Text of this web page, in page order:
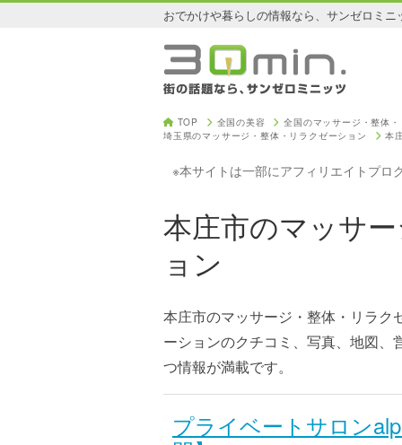
おでかけや暮らしの情報なら、サンゼロミニ
TOP 全国の美容
全国のマッサージ・整体
埼玉県のマッサージ・整体・リラクゼーション
本
※本サイトは一部にアフィリエイトプロ
本庄市のマッサ
ョン
本庄市のマッサージ・整体・リラ
ーションのクチコミ、写真、地図
つ情報が満載です。
プライベートサロン